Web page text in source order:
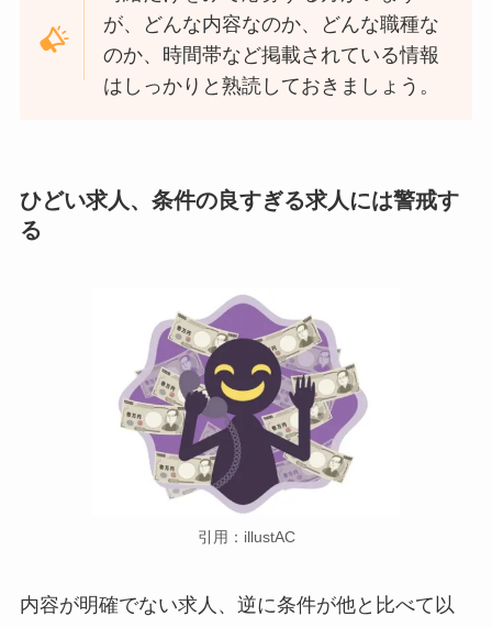
が、どんな内容なのか、どんな職種な
のか、時間帯など掲載されている情報
はしっかりと熟読しておきましょう。
ひどい求人、条件の良すぎる求人には警戒す
る
引用：illustAC
内容が明確でない求人、逆に条件が他と比べて以